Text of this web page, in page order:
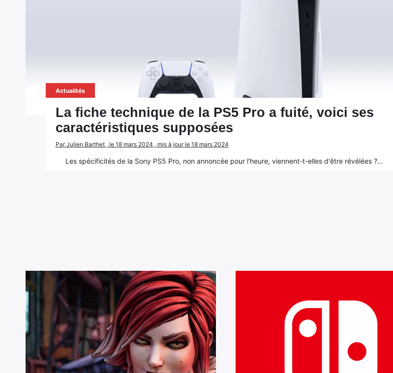
Actualités
La fiche technique de la PS5 Pro a fuité, voici ses
caractéristiques supposées
Par Julien Barthet , le 18 mars 2024 , mis à jour le 18 mars 2024
Les spécificités de la Sony PS5 Pro, non annoncée pour l'heure, viennent-t-elles d'être révélées ?…